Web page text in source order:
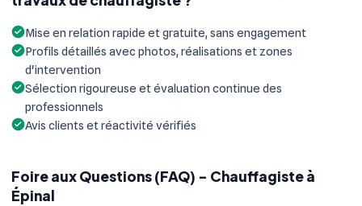
Mise en relation rapide et gratuite, sans engagement
Profils détaillés avec photos, réalisations et zones
d'intervention
Sélection rigoureuse et évaluation continue des
professionnels
Avis clients et réactivité vérifiés
Foire aux Questions (FAQ) - Chauffagiste à
Épinal